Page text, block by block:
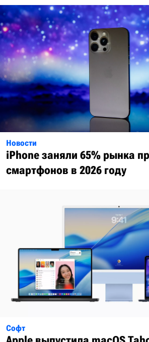
Новости
iPhone заняли 65% рынка
смартфонов в 2026 году
Софт